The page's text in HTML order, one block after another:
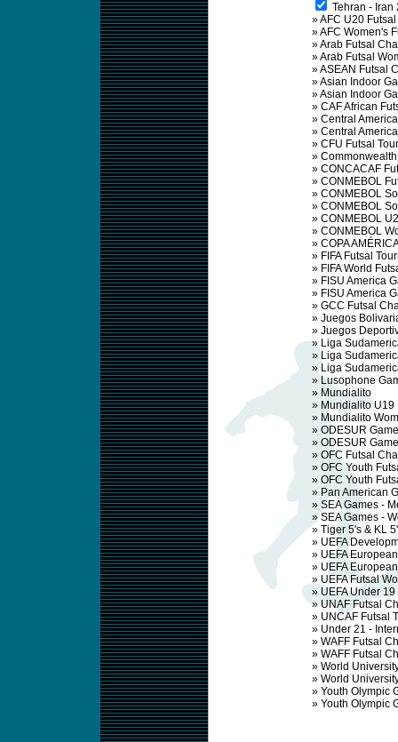
Tehran - Iran
»AFC U20
»AFC Women's
»Arab Futsal
»Arab Futsal
»ASEAN Futsal
»Asian Indoor
»Asian Indoor
» CAF African
» Central
» Central
» CFU Futsal
»
» CONCACAF
» CONMEBOL
» CONMEBOL
» CONMEBOL
» CONMEBOL
» CONMEBOL
» COPA
» FIFA Futsal
» FIFA World
» FISU America
» FISU America
» GCC Futsal
» Juegos
» Juegos
» Liga
» Liga
»Liga
» Lusophone
» Mundialito
» Mundialito U19
» Mundialito
» ODESUR
» ODESUR
» OFC Futsal
» OFC Youth
» OFC Youth
» Pan American
» SEA Games -
»SEA Games -
» Tiger 5's & KL
» UEFA
» UEFA
» UEFA
» UEFA Futsal
» UEFA Under
»UNAF Futsal
» UNCAF Futsal
» Under 21 -
» WAFF Futsal
» WAFF Futsal
» World
» World
» Youth Olympic
» Youth Olympic